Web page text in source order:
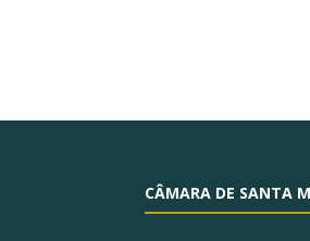
CÂMARA DE SANTA